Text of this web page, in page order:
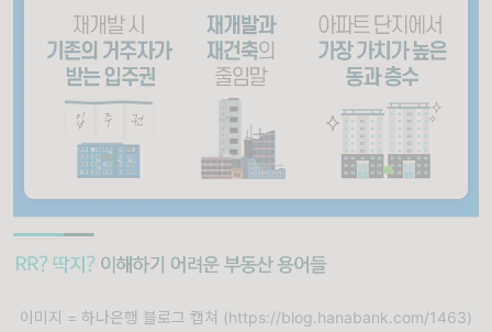
이미지 = 하나은행 블로그 캡쳐 (https://blog.hanabank.com/1463)